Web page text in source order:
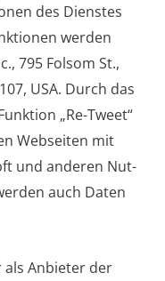
des Diens­tes
wer­den
795 Fol­som St.,
USA. Durch das
„Re-Tweet“
Web­sei­ten mit
und ande­ren Nut­
auch Daten
als Anbie­ter der